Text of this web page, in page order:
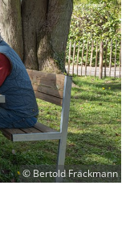
© Bertold Frackmann